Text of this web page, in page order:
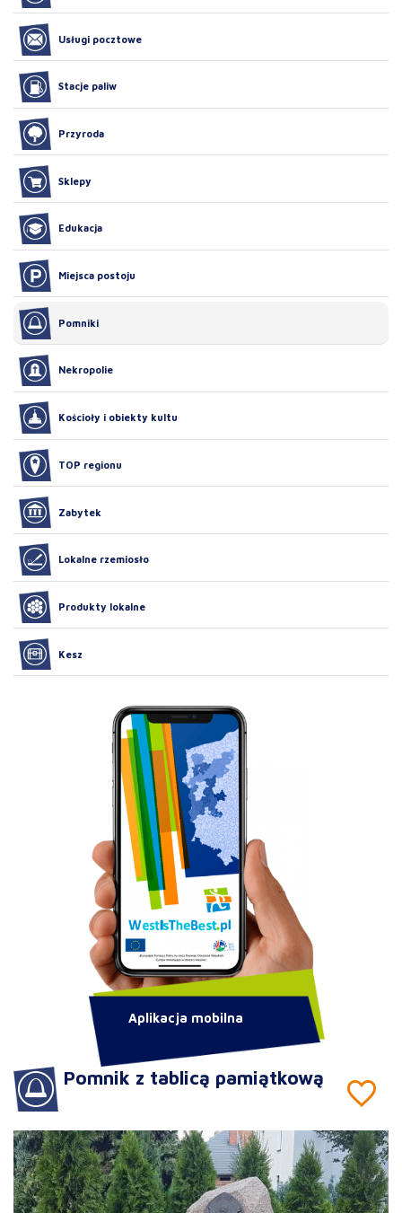
Pomnik z tablicą pamiątkową
Usługi pocztowe
Stacje paliw
Przyroda
Sklepy
Edukacja
Miejsca postoju
Pomniki
Nekropolie
Kościoły i obiekty kultu
TOP regionu
Zabytek
Lokalne rzemiosło
Produkty lokalne
Kesz
Aplikacja mobilna